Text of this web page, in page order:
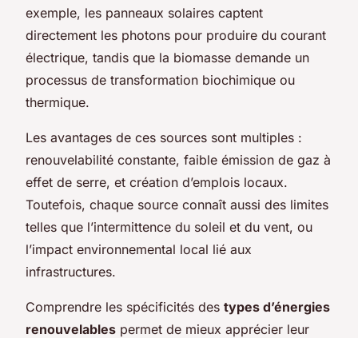
exemple, les panneaux solaires captent
directement les photons pour produire du courant
électrique, tandis que la biomasse demande un
processus de transformation biochimique ou
thermique.
Les avantages de ces sources sont multiples :
renouvelabilité constante, faible émission de gaz à
effet de serre, et création d’emplois locaux.
Toutefois, chaque source connaît aussi des limites
telles que l’intermittence du soleil et du vent, ou
l’impact environnemental local lié aux
infrastructures.
Comprendre les spécificités des types d’énergies
renouvelables permet de mieux apprécier leur